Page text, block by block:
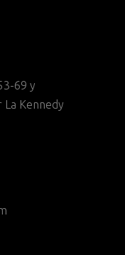
69 y
La Kennedy